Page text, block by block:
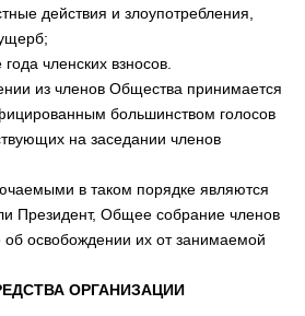
действия и злоупотребления,
членских взносов.
из членов Общества принимается
большинством голосов
на заседании членов
в таком порядке являются
Президент, Общее собрание членов
освобождении их от занимаемой
ОРГАНИЗАЦИИ